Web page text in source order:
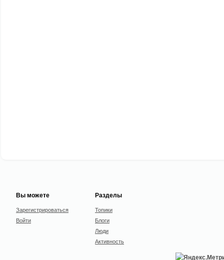
Вы можете
Зарегистрироваться
Войти
Разделы
Топики
Блоги
Люди
Активность